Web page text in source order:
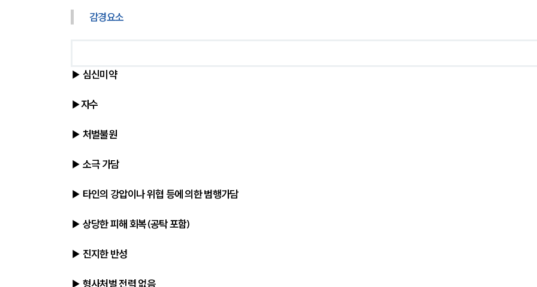
감경요소
▶ 심신미약
▶자수
▶ 처벌불원
▶ 소극 가담
▶ 타인의 강압이나 위협 등에 의한 범행가담
▶ 상당한 피해 회복(공탁 포함)
▶ 진지한 반성
▶ 형사처벌 전력 없음